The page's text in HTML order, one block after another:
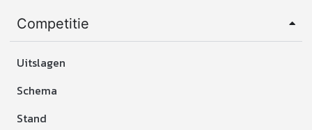
Competitie
Uitslagen
Schema
Stand